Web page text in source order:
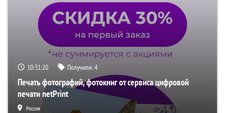
10:31:19 Получили:4
Печать фотографий, фотокниг от сервиса цифровой
печати netPrint
Россия